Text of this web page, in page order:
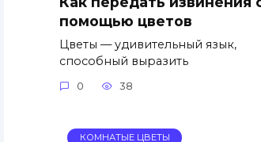
помощью цветов
Цветы — удивительный язык,
способный выразить
0 38
КОМНАТЫЕ ЦВЕТЫ